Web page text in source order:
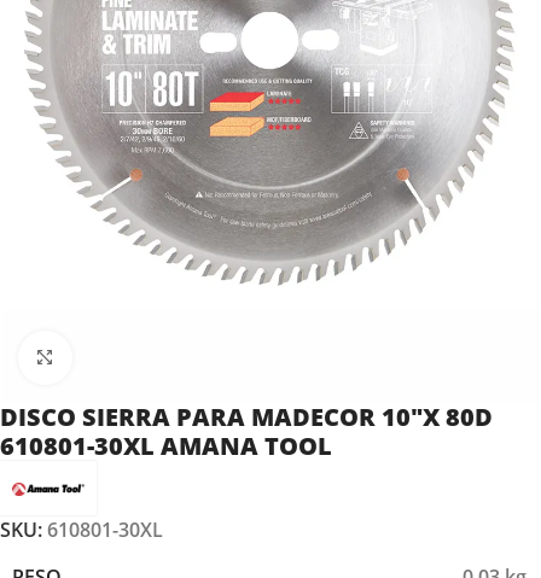
DISCO SIERRA PARA MADECOR 10″X 80D
610801-30XL AMANA TOOL
SKU:610801-30XL